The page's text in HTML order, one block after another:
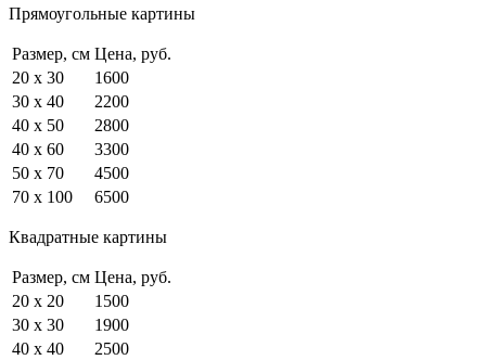
Прямоугольные картины
Размер, см Цена, руб.
20 x 30
1600
30 x 40
2200
40 x 50
2800
40 x 60
3300
50 x 70
4500
70 x 100
6500
Квадратные картины
Размер, см Цена, руб.
20 x 20
1500
30 x 30
1900
40 x 40
2500